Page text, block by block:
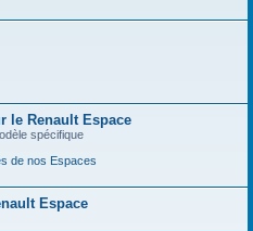
le Renault Espace
spécifique
de nos Espaces
Espace